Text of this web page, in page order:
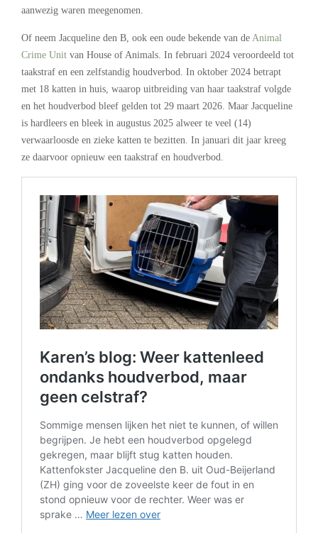
aanwezig waren meegenomen.
Of neem Jacqueline den B, ook een oude bekende van de Animal
Crime Unit van House of Animals. In februari 2024 veroordeeld tot
taakstraf en een zelfstandig houdverbod. In oktober 2024 betrapt
met 18 katten in huis, waarop uitbreiding van haar taakstraf volgde
en het houdverbod bleef gelden tot 29 maart 2026. Maar Jacqueline
is hardleers en bleek in augustus 2025 alweer te veel (14)
verwaarloosde en zieke katten te bezitten. In januari dit jaar kreeg
ze daarvoor opnieuw een taakstraf en houdverbod.